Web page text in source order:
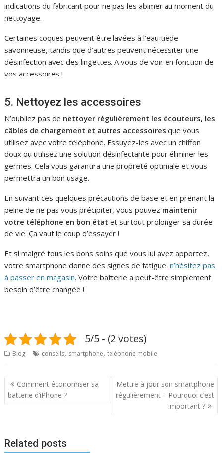
indications du fabricant pour ne pas les abimer au moment du
nettoyage.
Certaines coques peuvent être lavées à l’eau tiède
savonneuse, tandis que d’autres peuvent nécessiter une
désinfection avec des lingettes. A vous de voir en fonction de
vos accessoires !
5. Nettoyez les accessoires
N’oubliez pas de nettoyer régulièrement les écouteurs, les
câbles de chargement et autres accessoires que vous
utilisez avec votre téléphone. Essuyez-les avec un chiffon
doux ou utilisez une solution désinfectante pour éliminer les
germes. Cela vous garantira une propreté optimale et vous
permettra un bon usage.
En suivant ces quelques précautions de base et en prenant la
peine de ne pas vous précipiter, vous pouvez maintenir
votre téléphone en bon état et surtout prolonger sa durée
de vie. Ça vaut le coup d’essayer !
Et si malgré tous les bons soins que vous lui avez apportez,
votre smartphone donne des signes de fatigue,n’hésitez pas
à passer en magasin. Votre batterie a peut-être simplement
besoin d’être changée !
5/5 - (2 votes)
Blog conseils, smartphone,téléphone mobile
N
a
g
a
Comment économiser sa
batterie d’iPhone ?
Mettre à jour son smartphone
régulièrement – Pourquoi c’est
important ?
Related posts